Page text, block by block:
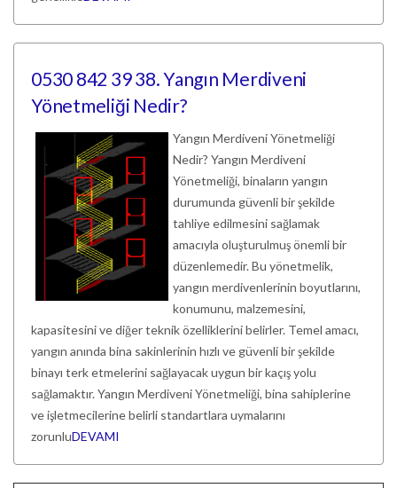
0530 842 39 38. Yangın Merdiveni
Yönetmeliği Nedir?
Yangın Merdiveni Yönetmeliği
Nedir? Yangın Merdiveni
Yönetmeliği, binaların yangın
durumunda güvenli bir şekilde
tahliye edilmesini sağlamak
amacıyla oluşturulmuş önemli bir
düzenlemedir. Bu yönetmelik,
yangın merdivenlerinin boyutlarını,
konumunu, malzemesini,
kapasitesini ve diğer teknik özelliklerini belirler. Temel amacı,
yangın anında bina sakinlerinin hızlı ve güvenli bir şekilde
binayı terk etmelerini sağlayacak uygun bir kaçış yolu
sağlamaktır. Yangın Merdiveni Yönetmeliği, bina sahiplerine
ve işletmecilerine belirli standartlara uymalarını
zorunluDEVAMI